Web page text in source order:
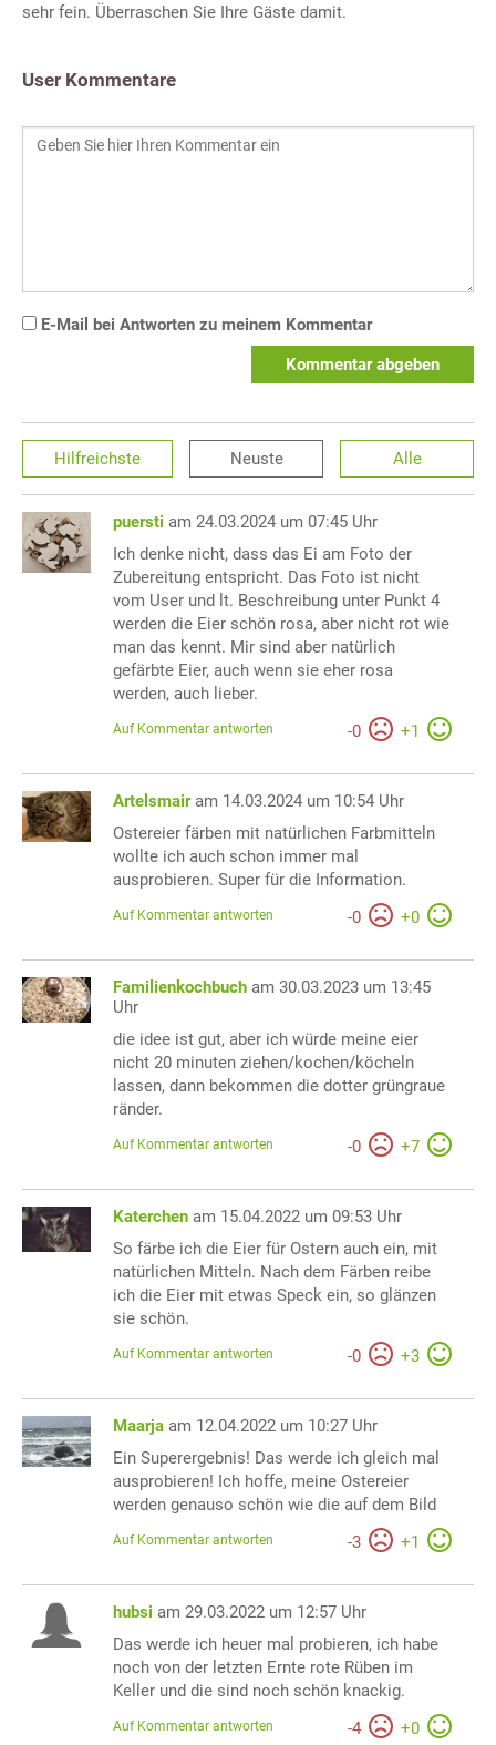
sehr fein. Überraschen Sie Ihre Gäste damit.
User Kommentare
E-Mail bei Antworten zu meinem Kommentar
Kommentar abgeben
Hilfreichste Neuste Alle
puersti am 24.03.2024 um 07:45 Uhr
Ich denke nicht, dass das Ei am Foto der
Zubereitung entspricht. Das Foto ist nicht
vom User und lt. Beschreibung unter Punkt 4
werden die Eier schön rosa, aber nicht rot wie
man das kennt. Mir sind aber natürlich
gefärbte Eier, auch wenn sie eher rosa
werden, auch lieber.
-0 +1
Auf Kommentar antworten
Artelsmair am 14.03.2024 um 10:54 Uhr
Ostereier färben mit natürlichen Farbmitteln
wollte ich auch schon immer mal
ausprobieren. Super für die Information.
-0 +0
Auf Kommentar antworten
Familienkochbuch am 30.03.2023 um 13:45
Uhr
die idee ist gut, aber ich würde meine eier
nicht 20 minuten ziehen/kochen/köcheln
lassen, dann bekommen die dotter grüngraue
ränder.
-0 +7
Auf Kommentar antworten
Katerchen am 15.04.2022 um 09:53 Uhr
So färbe ich die Eier für Ostern auch ein, mit
natürlichen Mitteln. Nach dem Färben reibe
ich die Eier mit etwas Speck ein, so glänzen
sie schön.
-0 +3
Auf Kommentar antworten
Maarja am 12.04.2022 um 10:27 Uhr
Ein Superergebnis! Das werde ich gleich mal
ausprobieren! Ich hoffe, meine Ostereier
werden genauso schön wie die auf dem Bild
-3 +1
Auf Kommentar antworten
hubsi am 29.03.2022 um 12:57 Uhr
Das werde ich heuer mal probieren, ich habe
noch von der letzten Ernte rote Rüben im
Keller und die sind noch schön knackig.
-4 +0
Auf Kommentar antworten